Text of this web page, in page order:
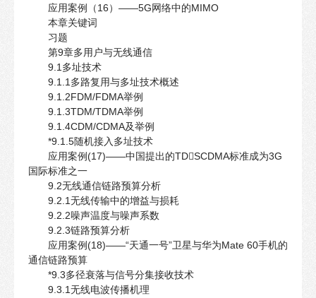
应用案例（16）——5G网络中的MIMO
本章关键词
习题
第9章多用户与无线通信
9.1多址技术
9.1.1多路复用与多址技术概述
9.1.2FDM/FDMA举例
9.1.3TDM/TDMA举例
9.1.4CDM/CDMA及举例
*9.1.5随机接入多址技术
应用案例(17)——中国提出的TDSCDMA标准成为3G
国际标准之一
9.2无线通信链路预算分析
9.2.1无线传输中的增益与损耗
9.2.2噪声温度与噪声系数
9.2.3链路预算分析
应用案例(18)——“天通一号”卫星与华为Mate 60手机的
通信链路预算
*9.3多径衰落与信号分集接收技术
9.3.1无线电波传播机理